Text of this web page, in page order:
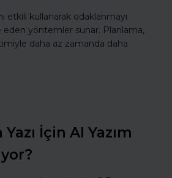
etkili kullanarak odaklanmayı
yöntemler sunar. Planlama,
daha az zamanda daha
İçin AI Yazım